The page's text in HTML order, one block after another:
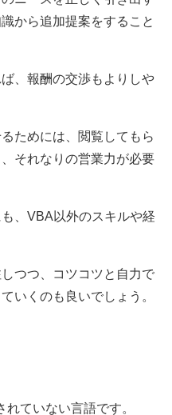
から追加提案をすること
、報酬の交渉もよりしや
ためには、閲覧してもら
それなりの営業力が必要
、 VBA 以外のスキルや経
つつ、コツコツと自力で
いくのも良いでしょう。
ていない言語です。